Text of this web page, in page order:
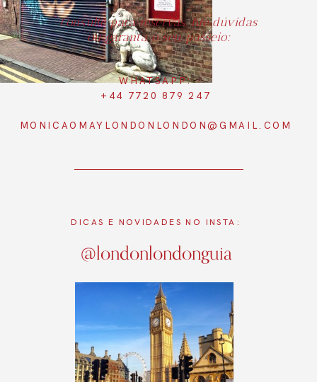
DICAS E NOVIDADES NO INSTA:
@londonlondonguia
Consulte para reservas, tire dúvidas
ou garanta o seu passeio:
WHATSAPP:
+44 7720 879 247
MONICAOMAYLONDONLONDON@GMAIL.COM